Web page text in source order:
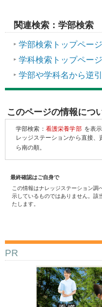
関連検索：学部検索
学部検索トップページ
学科検索トップページ
学部や学科名から逆
このページの情報につ
学部検索： 看護栄養学部 を表示
レッジステーションから直接、
ら南の順。
最終確認はご自身で
この情報はナレッジステーション調
示しているものではありません。該
たします。
PR